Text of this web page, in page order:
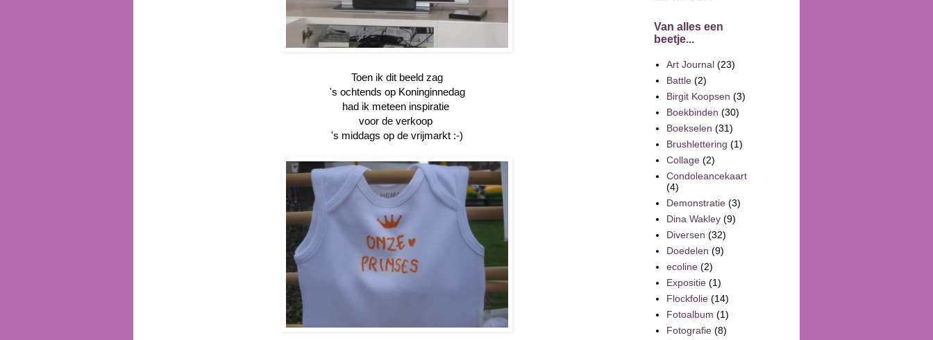
Toen ik dit beeld zag
's ochtends op Koninginnedag
had ik meteen inspiratie
voor de verkoop
's middags op de vrijmarkt :-)
Van alles een
beetje...
Art Journal (23)
Battle (2)
Birgit Koopsen (3)
Boekbinden (30)
Boekselen (31)
Brushlettering (1)
Collage (2)
Condoleancekaart
(4)
Demonstratie (3)
Dina Wakley (9)
Diversen (32)
Doedelen (9)
ecoline (2)
Expositie (1)
Flockfolie (14)
Fotoalbum (1)
Fotografie (8)